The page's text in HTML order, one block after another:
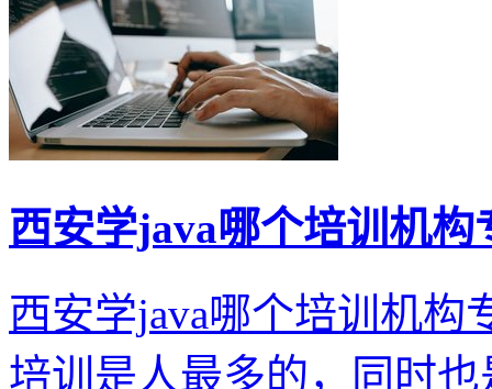
西安学java哪个培训机构
西安学java哪个培训机构
培训是人最多的，同时